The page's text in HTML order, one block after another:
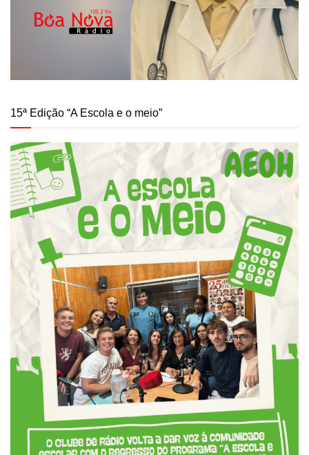
15ª Edição “A Escola e o meio”